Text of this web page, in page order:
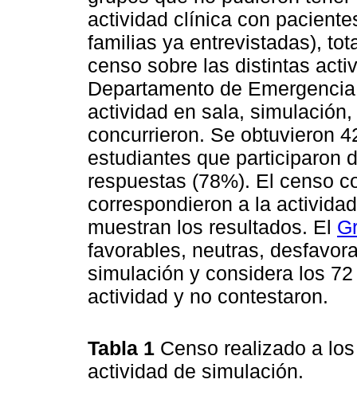
actividad clínica con
familias ya entrevistadas),
censo sobre las distintas
Departamento de
actividad en sala,
concurrieron. Se obtuvieron
estudiantes que participaron
respuestas (78%). El censo
correspondieron a la
muestran los resultados. El
favorables, neutras,
simulación y considera los
actividad y no contestaron.
Tabla 1 Censo realizado a
actividad de simulación.